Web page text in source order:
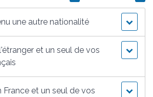
une autre nationalité
et un seul de vos
France et un seul de vos